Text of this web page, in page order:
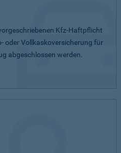
Kfz-Haftpflicht
oder Vollkaskoversicherung für
abgeschlossen werden.